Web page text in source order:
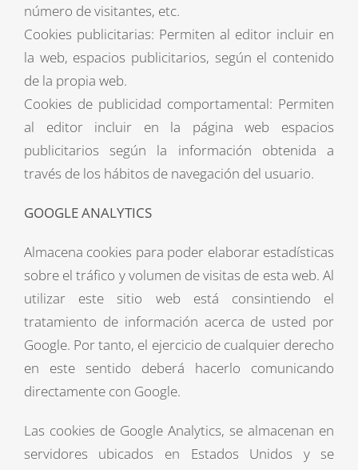
número de visitantes, etc.
Cookies publicitarias: Permiten al editor incluir en
la web, espacios publicitarios, según el contenido
de la propia web.
Cookies de publicidad comportamental: Permiten
al editor incluir en la página web espacios
publicitarios según la información obtenida a
través de los hábitos de navegación del usuario.
GOOGLE ANALYTICS
Almacena cookies para poder elaborar estadísticas
sobre el tráfico y volumen de visitas de esta web. Al
utilizar este sitio web está consintiendo el
tratamiento de información acerca de usted por
Google. Por tanto, el ejercicio de cualquier derecho
en este sentido deberá hacerlo comunicando
directamente con Google.
Las cookies de Google Analytics, se almacenan en
servidores ubicados en Estados Unidos y se